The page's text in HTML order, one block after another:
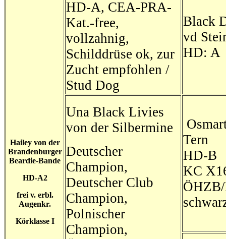
Hailey von der
Brandenburger
Beardie-Bande
HD-A2
frei v. erbl.
Augenkr.
Körklasse I
HD-A, CEA-PRA-
Kat.-free,
vollzahnig,
Schilddrüse ok, zur
Zucht empfohlen /
Stud Dog
Black
vd
HD: A
Una Black Livies
von der Silbermine
Deutscher
Champion,
Deutscher Club
Champion,
Polnischer
Champion,
Tern
HD-B
KC